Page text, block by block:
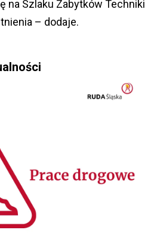
na Szlaku Zabytków Techniki
– dodaje.